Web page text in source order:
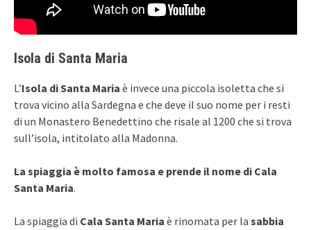
Isola di Santa Maria
L’Isola di Santa Maria è invece una piccola isoletta che si
trova vicino alla Sardegna e che deve il suo nome per i resti
di un Monastero Benedettino che risale al 1200 che si trova
sull’isola, intitolato alla Madonna.
La spiaggia è molto famosa e prende il nome di Cala
Santa Maria.
La spiaggia di Cala Santa Maria è rinomata per la sabbia